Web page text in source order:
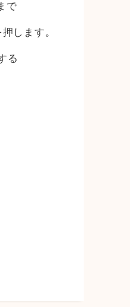
で
します。
る